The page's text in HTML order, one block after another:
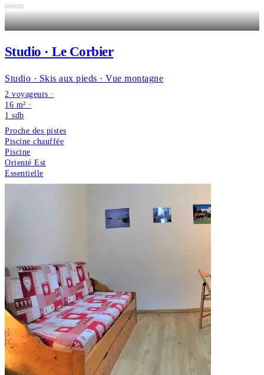
Studio · Le Corbier
Studio · Skis aux pieds · Vue montagne
2 voyageurs ·
16 m² ·
1sdb
Proche des pistes
Piscine chauffée
Piscine
Orienté Est
Essentielle